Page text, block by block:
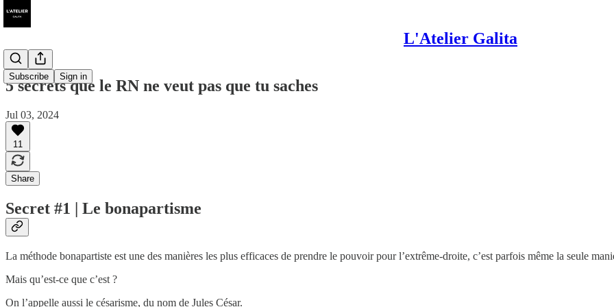
L'Atelier Galita
Subscribe Sign in
5 secrets que le RN ne veut pas que tu saches
Jul 03, 2024
11
Share
Secret #1 | Le bonapartisme
La méthode bonapartiste est une des manières les plus efficaces de prendre le pouvoir pour l’extrême-droite, c’est parfois même la seule
Mais qu’est-ce que c’est ?
On l’appelle aussi le césarisme, du nom de Jules César.